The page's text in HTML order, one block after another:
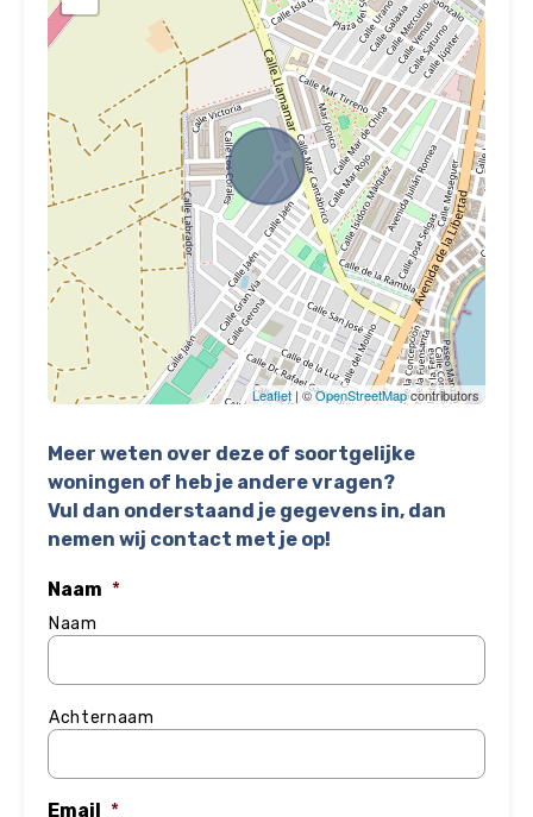
Leaflet | ©OpenStreetMapcontributors
Meer weten over deze of soortgelijke
woningen of heb je andere vragen?
Vul dan onderstaand je gegevens in, dan
nemen wij contact met je op!
Naam *
Naam
Achternaam
Email *